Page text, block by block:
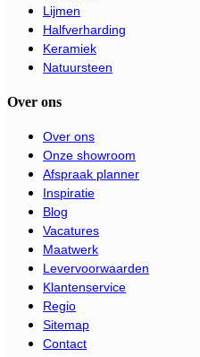
Lijmen
Halfverharding
Keramiek
Natuursteen
Over ons
Over ons
Onze showroom
Afspraak planner
Inspiratie
Blog
Vacatures
Maatwerk
Levervoorwaarden
Klantenservice
Regio
Sitemap
Contact